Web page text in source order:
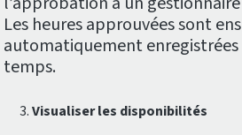
Les heures approuvées sont
automatiquement enregistrées
temps.
Visualiser les disponibilités